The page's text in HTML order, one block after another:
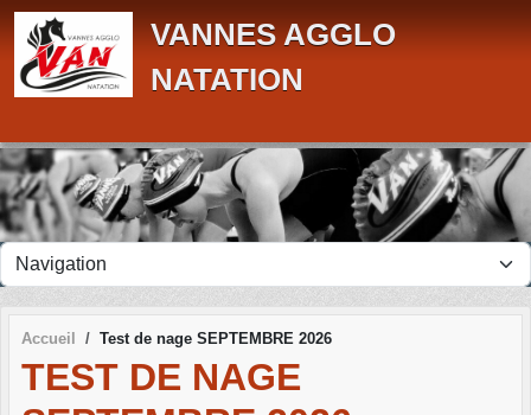
VANNES AGGLO
NATATION
Accueil Test de nage SEPTEMBRE 2026
TEST DE NAGE
Panneau de gestion des cookies